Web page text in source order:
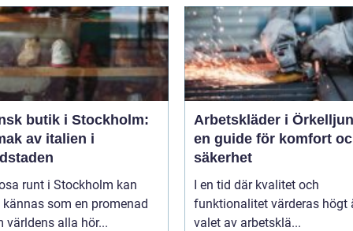
butik i Stockholm:
av italien i
runt i Stockholm kan
som en promenad
världens alla hör...
Arbetskläder i
en guide för komfort
säkerhet
I en tid där kvalitet och
funktionalitet värderas högt
valet av arbetsklä...